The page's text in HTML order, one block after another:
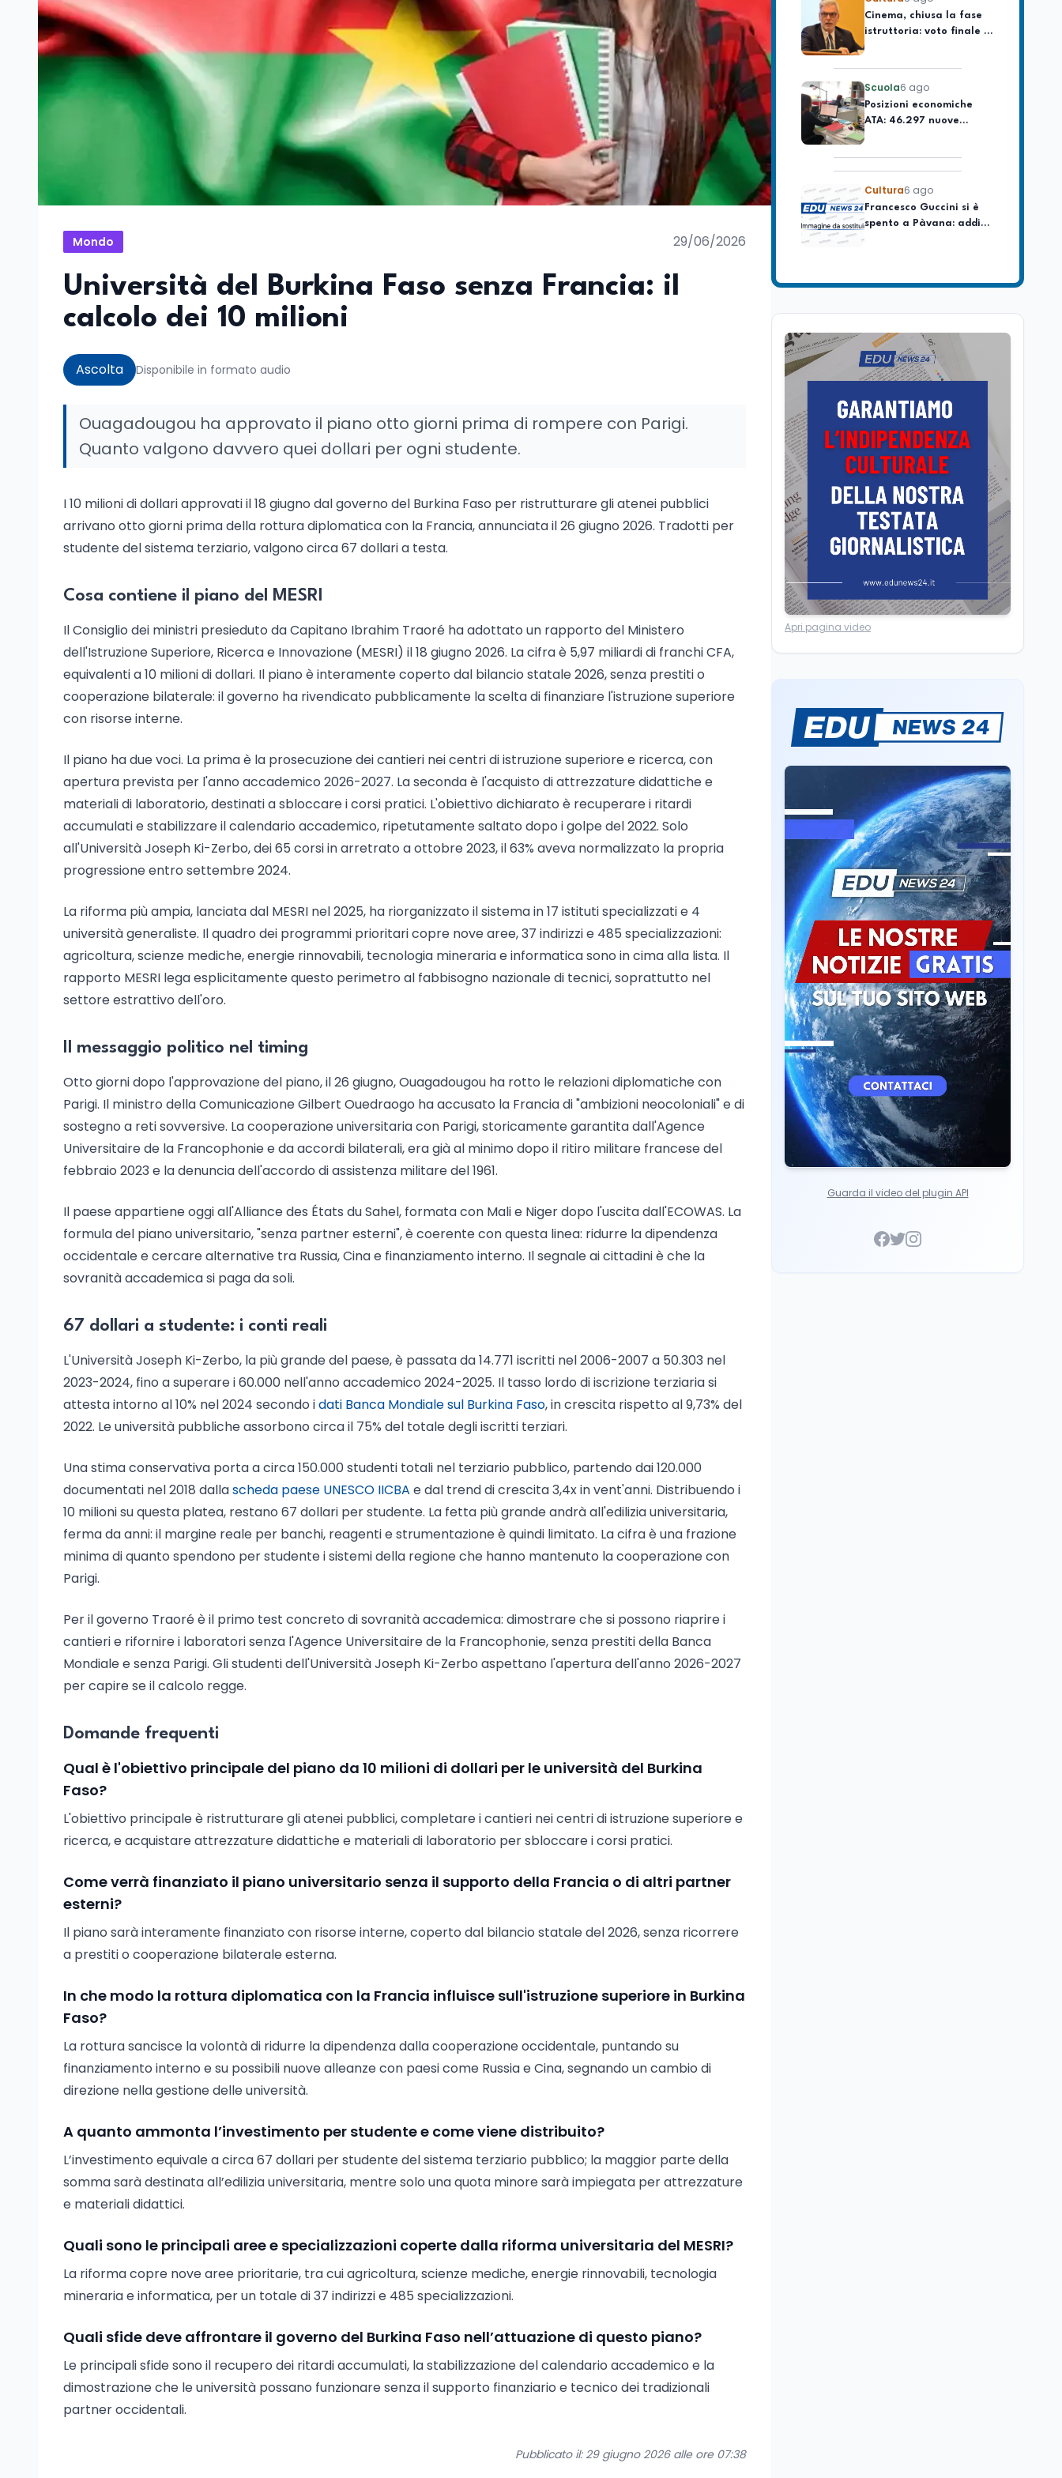
Mondo 29/06/2026
Università del Burkina Faso senza Francia: il
calcolo dei 10 milioni
Ascolta Disponibile in formato audio
Ouagadougou ha approvato il piano otto giorni prima di rompere con Parigi.
Quanto valgono davvero quei dollari per ogni studente.
I 10 milioni di dollari approvati il 18 giugno dal governo del Burkina Faso per ristrutturare gli atenei pubblici
arrivano otto giorni prima della rottura diplomatica con la Francia, annunciata il 26 giugno 2026. Tradotti per
studente del sistema terziario, valgono circa 67 dollari a testa.
Cosa contiene il piano del MESRI
Il Consiglio dei ministri presieduto da Capitano Ibrahim Traoré ha adottato un rapporto del Ministero
dell'Istruzione Superiore, Ricerca e Innovazione (MESRI) il 18 giugno 2026. La cifra è 5,97 miliardi di franchi CFA,
equivalenti a 10 milioni di dollari. Il piano è interamente coperto dal bilancio statale 2026, senza prestiti o
cooperazione bilaterale: il governo ha rivendicato pubblicamente la scelta di finanziare l'istruzione superiore
con risorse interne.
Il piano ha due voci. La prima è la prosecuzione dei cantieri nei centri di istruzione superiore e ricerca, con
apertura prevista per l'anno accademico 2026-2027. La seconda è l'acquisto di attrezzature didattiche e
materiali di laboratorio, destinati a sbloccare i corsi pratici. L'obiettivo dichiarato è recuperare i ritardi
accumulati e stabilizzare il calendario accademico, ripetutamente saltato dopo i golpe del 2022. Solo
all'Università Joseph Ki-Zerbo, dei 65 corsi in arretrato a ottobre 2023, il 63% aveva normalizzato la propria
progressione entro settembre 2024.
La riforma più ampia, lanciata dal MESRI nel 2025, ha riorganizzato il sistema in 17 istituti specializzati e 4
università generaliste. Il quadro dei programmi prioritari copre nove aree, 37 indirizzi e 485 specializzazioni:
agricoltura, scienze mediche, energie rinnovabili, tecnologia mineraria e informatica sono in cima alla lista. Il
rapporto MESRI lega esplicitamente questo perimetro al fabbisogno nazionale di tecnici, soprattutto nel
settore estrattivo dell'oro.
Il messaggio politico nel timing
Otto giorni dopo l'approvazione del piano, il 26 giugno, Ouagadougou ha rotto le relazioni diplomatiche con
Parigi. Il ministro della Comunicazione Gilbert Ouedraogo ha accusato la Francia di "ambizioni neocoloniali" e di
sostegno a reti sovversive. La cooperazione universitaria con Parigi, storicamente garantita dall'Agence
Universitaire de la Francophonie e da accordi bilaterali, era già al minimo dopo il ritiro militare francese del
febbraio 2023 e la denuncia dell'accordo di assistenza militare del 1961.
Il paese appartiene oggi all'Alliance des États du Sahel, formata con Mali e Niger dopo l'uscita dall'ECOWAS. La
formula del piano universitario, "senza partner esterni", è coerente con questa linea: ridurre la dipendenza
occidentale e cercare alternative tra Russia, Cina e finanziamento interno. Il segnale ai cittadini è che la
sovranità accademica si paga da soli.
67 dollari a studente: i conti reali
L'Università Joseph Ki-Zerbo, la più grande del paese, è passata da 14.771 iscritti nel 2006-2007 a 50.303 nel
2023-2024, fino a superare i 60.000 nell'anno accademico 2024-2025. Il tasso lordo di iscrizione terziaria si
attesta intorno al 10% nel 2024 secondo idati Banca Mondiale sul Burkina Faso, in crescita rispetto al 9,73% del
2022. Le università pubbliche assorbono circa il 75% del totale degli iscritti terziari.
Una stima conservativa porta a circa 150.000 studenti totali nel terziario pubblico, partendo dai 120.000
documentati nel 2018 dallascheda paese UNESCO IICBA e dal trend di crescita 3,4x in vent'anni. Distribuendo i
10 milioni su questa platea, restano 67 dollari per studente. La fetta più grande andrà all'edilizia universitaria,
ferma da anni: il margine reale per banchi, reagenti e strumentazione è quindi limitato. La cifra è una frazione
minima di quanto spendono per studente i sistemi della regione che hanno mantenuto la cooperazione con
Parigi.
Per il governo Traoré è il primo test concreto di sovranità accademica: dimostrare che si possono riaprire i
cantieri e rifornire i laboratori senza l'Agence Universitaire de la Francophonie, senza prestiti della Banca
Mondiale e senza Parigi. Gli studenti dell'Università Joseph Ki-Zerbo aspettano l'apertura dell'anno 2026-2027
per capire se il calcolo regge.
Domande frequenti
Qual è l'obiettivo principale del piano da 10 milioni di dollari per le università del Burkina
Faso?
L'obiettivo principale è ristrutturare gli atenei pubblici, completare i cantieri nei centri di istruzione superiore e
ricerca, e acquistare attrezzature didattiche e materiali di laboratorio per sbloccare i corsi pratici.
Come verrà finanziato il piano universitario senza il supporto della Francia o di altri partner
esterni?
Il piano sarà interamente finanziato con risorse interne, coperto dal bilancio statale del 2026, senza ricorrere
a prestiti o cooperazione bilaterale esterna.
In che modo la rottura diplomatica con la Francia influisce sull'istruzione superiore in Burkina
Faso?
La rottura sancisce la volontà di ridurre la dipendenza dalla cooperazione occidentale, puntando su
finanziamento interno e su possibili nuove alleanze con paesi come Russia e Cina, segnando un cambio di
direzione nella gestione delle università.
A quanto ammonta l’investimento per studente e come viene distribuito?
L’investimento equivale a circa 67 dollari per studente del sistema terziario pubblico; la maggior parte della
somma sarà destinata all’edilizia universitaria, mentre solo una quota minore sarà impiegata per attrezzature
e materiali didattici.
Quali sono le principali aree e specializzazioni coperte dalla riforma universitaria del MESRI?
La riforma copre nove aree prioritarie, tra cui agricoltura, scienze mediche, energie rinnovabili, tecnologia
mineraria e informatica, per un totale di 37 indirizzi e 485 specializzazioni.
Quali sfide deve affrontare il governo del Burkina Faso nell’attuazione di questo piano?
Le principali sfide sono il recupero dei ritardi accumulati, la stabilizzazione del calendario accademico e la
dimostrazione che le università possano funzionare senza il supporto finanziario e tecnico dei tradizionali
partner occidentali.
Pubblicato il: 29 giugno 2026 alle ore 07:38
lavoro
istruttoria: voto finale il
9 settembre in Aula. La
ATA: 46.297 nuove
spento a Pàvana: addio
Maestrone: addio a
generazione ribelle
Lavoro 6 ago
La ministra Calderone
firma il patto con Asstel
piattaforma, in
l'Inps, per l'incontro tra
domanda e offerta di
lavoro
Cultura6 ago
Cinema, chiusa la fase
istruttoria: voto finale il
soddisfazione di
Mollicone
Scuola 6 ago
Posizioni economiche
ATA: 46.297 nuove
con arretrati fino a
4.150 euro
Cultura6 ago
Francesco Guccini si è
Se n'è andato il
Maestrone: addio a
l'ultimo cantore di una
generazione ribelle
Lavoro6 ago
La ministra Calderone
firma il patto con Asstel
per il rilancio del Siisl,
piattaforma, in
collaborazione con
l'Inps, per l'incontro tra
domanda e offerta di
lavoro
Cultura6 ago
Cinema, chiusa la fase
istruttoria: voto finale il
9 settembre in Aula. La
soddisfazione di
Mollicone
Scuola6 ago
Posizioni economiche
ATA: 46.297 nuove
posizioni economiche
con arretrati fino a
4.150 euro
Apri pagina video
Guarda il video del plugin API